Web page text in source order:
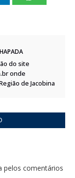
do site
onde
de Jacobina
pelos comentários